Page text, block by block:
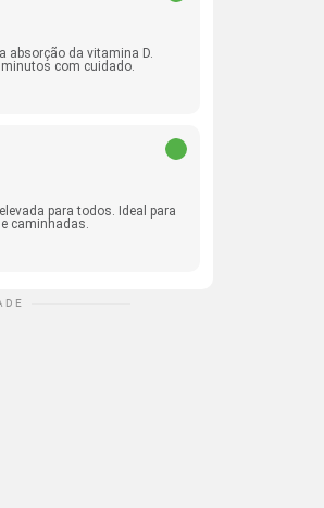
absorção da vitamina D.
com cuidado.
para todos. Ideal para
caminhadas.